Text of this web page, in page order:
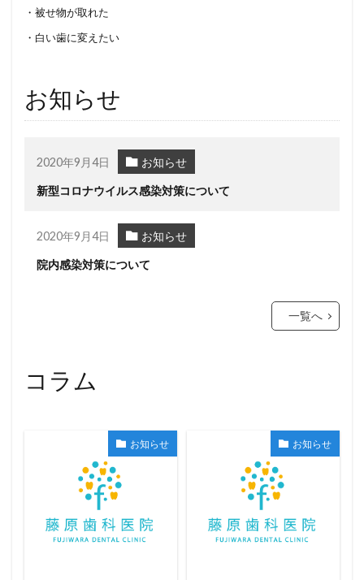
・被せ物が取れた
・白い歯に変えたい
お知らせ
2020年9月4日 お知らせ
新型コロナウイルス感染対策について
2020年9月4日 お知らせ
院内感染対策について
一覧へ
コラム
お知らせ お知らせ